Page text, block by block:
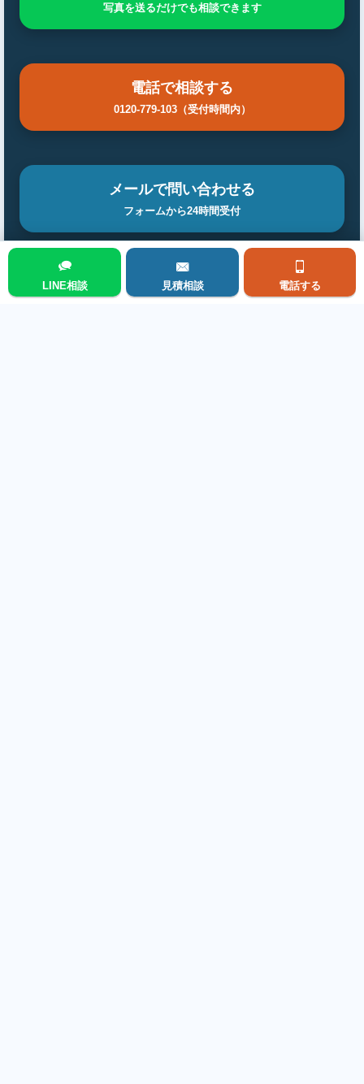
写真を送るだけでも相談できます
電話で相談する
0120-779-103（受付時間内）
メールで問い合わせる
フォームから24時間受付
メニュー
LINE相談 見積相談 電話する